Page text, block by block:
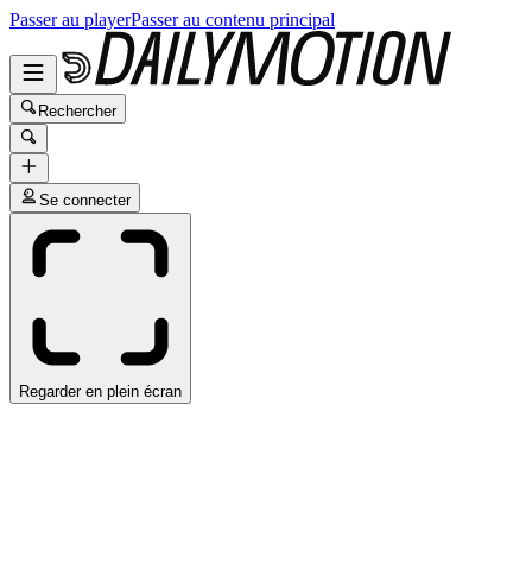
Passer au playerPasser au contenu principal
Rechercher
Se connecter
Regarder en plein écran